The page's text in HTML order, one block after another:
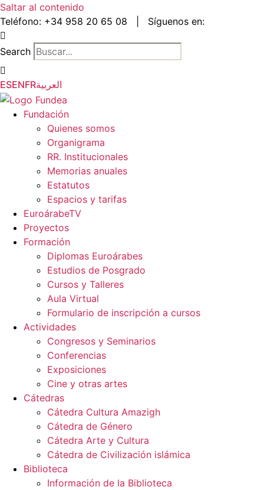
Saltar al contenido
Teléfono: +34 958 20 65 08 Síguenos en:
Search
ESENFRالعربية
Fundación
Quienes somos
Organigrama
RR. Institucionales
Memorias anuales
Estatutos
Espacios y tarifas
EuroárabeTV
Proyectos
Formación
Diplomas Euroárabes
Estudios de Posgrado
Cursos y Talleres
Aula Virtual
Formulario de inscripción a cursos
Actividades
Congresos y Seminarios
Conferencias
Exposiciones
Cine y otras artes
Cátedras
Cátedra Cultura Amazigh
Cátedra de Género
Cátedra Arte y Cultura
Cátedra de Civilización islámica
Biblioteca
Información de la Biblioteca